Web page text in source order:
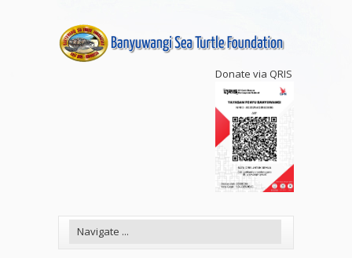
Donate via QRIS